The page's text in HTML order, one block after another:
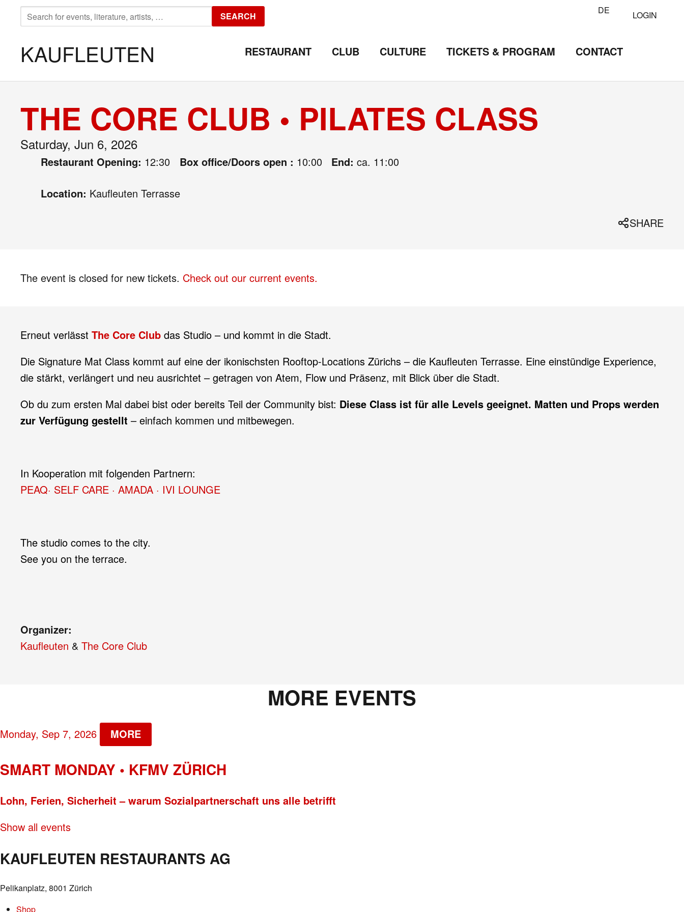
SEARCH
FOR:
SEARCH DE LOGIN
KAUFLEUTEN RESTAURANT CLUB CULTURE TICKETS & PROGRAM CONTACT
THE CORE CLUB • PILATES CLASS
Saturday, Jun 6, 2026
Restaurant Opening: 12:30 Box office/Doors open : 10:00 End: ca. 11:00
Location: Kaufleuten Terrasse
SHARE
The event is closed for new tickets. Check out our current events.
Erneut verlässt The Core Club das Studio – und kommt in die Stadt.
Die Signature Mat Class kommt auf eine der ikonischsten Rooftop-Locations Zürichs – die Kaufleuten Terrasse. Eine einstündige Experience,
die stärkt, verlängert und neu ausrichtet – getragen von Atem, Flow und Präsenz, mit Blick über die Stadt.
Ob du zum ersten Mal dabei bist oder bereits Teil der Community bist: Diese Class ist für alle Levels geeignet. Matten und Props werden
zur Verfügung gestellt – einfach kommen und mitbewegen.
In Kooperation mit folgenden Partnern:
PEAQ· SELF CARE · AMADA · IVI LOUNGE
The studio comes to the city.
See you on the terrace.
Organizer:
Kaufleuten & The Core Club
MORE EVENTS
Monday, Sep 7, 2026 MORE
SMART MONDAY • KFMV ZÜRICH
Lohn, Ferien, Sicherheit – warum Sozialpartnerschaft uns alle betrifft
Show all events
KAUFLEUTEN RESTAURANTS AG
Pelikanplatz, 8001 Zürich
Shop